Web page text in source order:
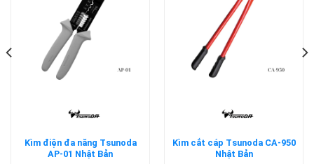
Kìm điện đa năng Tsunoda
AP-01 Nhật Bản
Kìm cắt cáp Tsunoda CA-950
Nhật Bản